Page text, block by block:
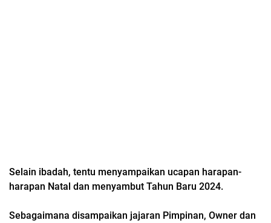
Selain ibadah, tentu menyampaikan ucapan harapan-
harapan Natal dan menyambut Tahun Baru 2024.
Sebagaimana disampaikan jajaran Pimpinan, Owner dan